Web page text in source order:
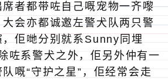
者都带咗自己嘅宠物一齐嚟
会亦都诚邀左警犬队两只警
佢哋分别就系Sunny同埋
咗系警犬之外，佢另外仲有一
嘅“守护之星”，佢经常会走